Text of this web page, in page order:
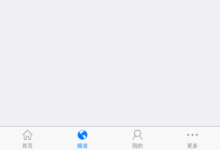
首页 频道 我的 更多